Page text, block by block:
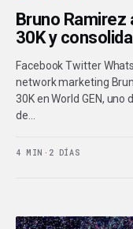
Bruno Ramirez
30K y
Facebook Twitter
network marketing
30K en World GEN,
de…
4 MIN · 2 DÍAS